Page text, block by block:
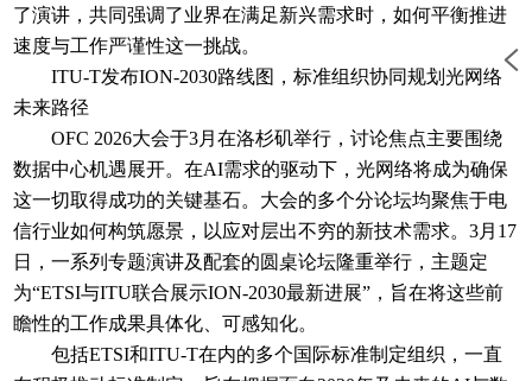
了演讲，共同强调了业界在满足新兴需求时，如何平衡推进
速度与工作严谨性这一挑战。
ITU-T发布ION-2030路线图，标准组织协同规划光网络
未来路径
OFC 2026大会于3月在洛杉矶举行，讨论焦点主要围绕
数据中心机遇展开。在AI需求的驱动下，光网络将成为确保
这一切取得成功的关键基石。大会的多个分论坛均聚焦于电
信行业如何构筑愿景，以应对层出不穷的新技术需求。3月17
日，一系列专题演讲及配套的圆桌论坛隆重举行，主题定
为“ETSI与ITU联合展示ION-2030最新进展”，旨在将这些前
瞻性的工作成果具体化、可感知化。
包括ETSI和ITU-T在内的多个国际标准制定组织，一直